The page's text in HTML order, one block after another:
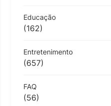
Educação
(162)
Entretenimento
(657)
FAQ
(56)